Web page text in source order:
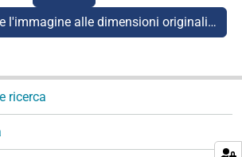
l'immagine alle dimensioni originali…
ricerca